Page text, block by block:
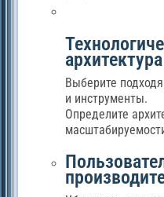
архитектура
Выберите
и инструменты.
Определите